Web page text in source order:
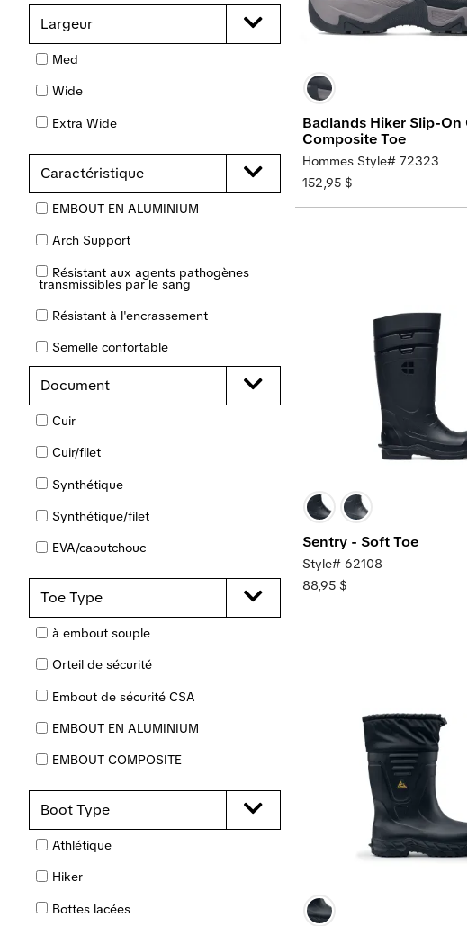
10½
11
11½
12
13
14
Largeur
Med
Wide
Extra Wide
Caractéristique
EMBOUT EN ALUMINIUM
Arch Support
Résistant aux agents pathogènes
transmissibles par le sang
Résistant à l'encrassement
Semelle confortable
EMBOUT COMPOSITE
Embout de sécurité CSA
(ESR)
Dissipateur électrostatique (ESD)
COUSSIN ADDITIONNEL
4-SEASON GRIP™
Semelle d’usure GLADIATOR™
Outsole
Isolé
Léger
Protection métatarsienne
Non métallique
À enfiler
Semelles amovibles
Mousse amortissante REVIVEMC
Orteil de sécurité
Antidérapant
Document
Cuir
Cuir/filet
Synthétique
Synthétique/filet
EVA/caoutchouc
Cuir en grain complet
Mélange de caoutchouc
Textile
Toe Type
à embout souple
Orteil de sécurité
Embout de sécurité CSA
EMBOUT EN ALUMINIUM
EMBOUT COMPOSITE
Embout nanocomposite
Boot Type
Athlétique
Hiker
Bottes lacées
Badlands Hiker Slip-On
Composite Toe
Hommes Style# 72323
152,95 $
Sentry - Soft Toe
Style# 62108
88,95 $